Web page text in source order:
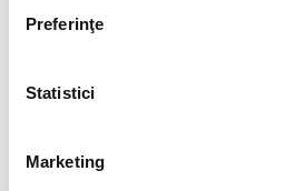
Preferinţe
Statistici
Marketing
FUELLED BY